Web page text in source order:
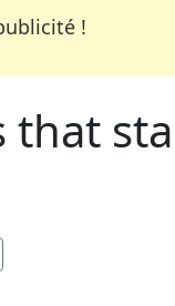
!
that